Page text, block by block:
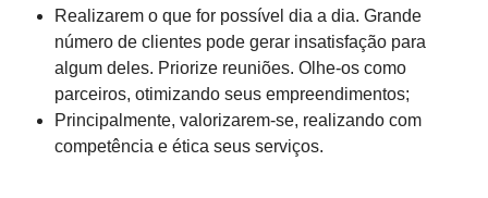
Realizarem o que for possível dia a dia. Grande
número de clientes pode gerar insatisfação para
algum deles. Priorize reuniões. Olhe-os como
parceiros, otimizando seus empreendimentos;
Principalmente, valorizarem-se, realizando com
competência e ética seus serviços.